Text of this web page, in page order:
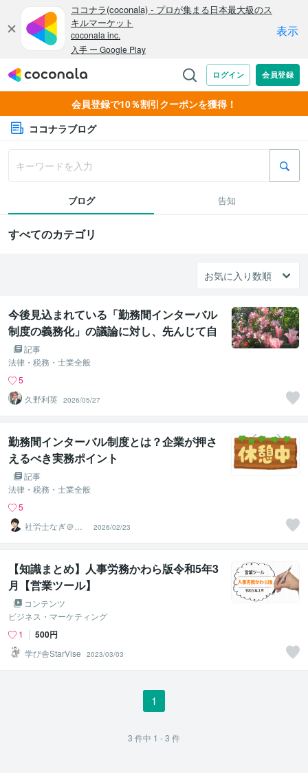
会員登録で10％割引クーポンを獲得！
ココナラブログ
ブログ 告知
すべてのカテゴリ
今後見込まれている「勤務間インターバル
制度の義務化」の議論に対し、先んじて自
社のシフトや勤怠を見直したい
記事
法律・税務・士業全般
5
久野利英 2026/05/27
勤務間インターバル制度とは？企業が押さ
えるべき実務ポイント
記事
法律・税務・士業全般
5
社労士なぎ＠中
小企業の労務
2026/02/23
【知識まとめ】人事労務かわら版令和5年3
月【営業ツール】
コンテンツ
ビジネス・マーケティング
1
500円
学び舎StarVise 2023/03/03
1
3 件中 1 - 3 件